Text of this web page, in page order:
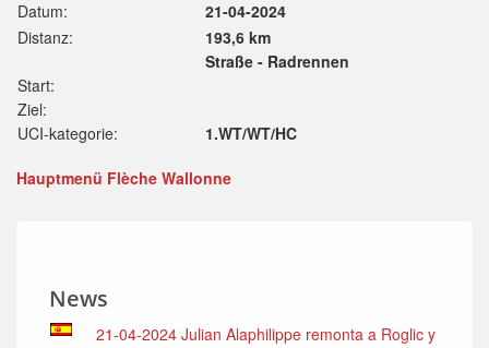
Datum:
21-04-2024
Distanz:
193,6 km
Straße - Radrennen
Start:
Ziel:
UCI-kategorie:
1.WT/WT/HC
Hauptmenü Flèche Wallonne
News
21-04-2024 Julian Alaphilippe remonta a Roglic y